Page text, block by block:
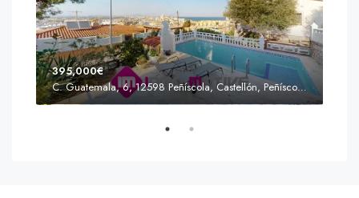
395,000€
C. Guatemala, 6, 12598 Peñíscola, Castellón, Peñíscola, Communauté valencienne